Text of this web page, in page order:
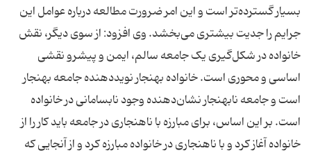
بسیار گسترده‌تر است و این امر ضرورت مطالعه درباره عوامل این
جرایم را جدیت بیشتری می‌بخشد. وی افزود: از سوی دیگر، نقش
خانواده در شکل‌گیری یک جامعه سالم، ایمن و پیشرو نقشی
اساسی و محوری است. خانواده بهنجار نویددهنده جامعه بهنجار
است و جامعه نابهنجار نشان‌دهنده وجود نابسامانی در خانواده
است. بر این اساس، برای مبارزه با ناهنجاری در جامعه باید کار را از
خانواده آغاز کرد و با ناهنجاری در خانواده مبارزه کرد و از آنجایی که